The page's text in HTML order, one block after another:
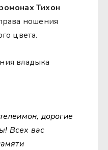
Тихон
ношения
цвета.
владыка
дорогие
Всех вас